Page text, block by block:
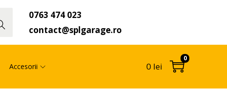
ă
0763 474 023
contact@splgarage.ro
Accesorii 0 lei
0